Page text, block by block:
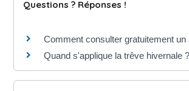
Questions ? Réponses !
Comment consulter gratuitement un
Quand s'applique la trêve hivernale ?